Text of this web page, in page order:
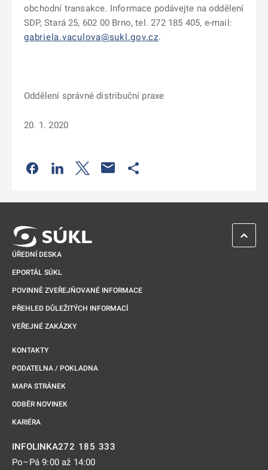
obchodní transakce. Informace podávejte na oddělení
SDP, Stará 25, 602 00 Brno, tel. 272 185 405, e-mail:
gabriela.vaculova@sukl.gov.cz.
Oddělení správné distribuční praxe
20. 1. 2020
Odkaz se otevře na nové kartě
Odkaz se otevře na nové kartě
Odkaz se otevře na nové kartě
ÚŘEDNÍ DESKA
EPORTÁL SÚKL
POVINNĚ ZVEŘEJŇOVANÉ INFORMACE
PŘEHLED DŮLEŽITÝCH INFORMACÍ
VEŘEJNÉ ZAKÁZKY
KONTAKTY
PODATELNA / POKLADNA
MAPA STRÁNEK
ODBĚR NOVINEK
KARIÉRA
INFOLINKA272 185 333
Po–Pá 9:00 až 14:00
ZPĚT